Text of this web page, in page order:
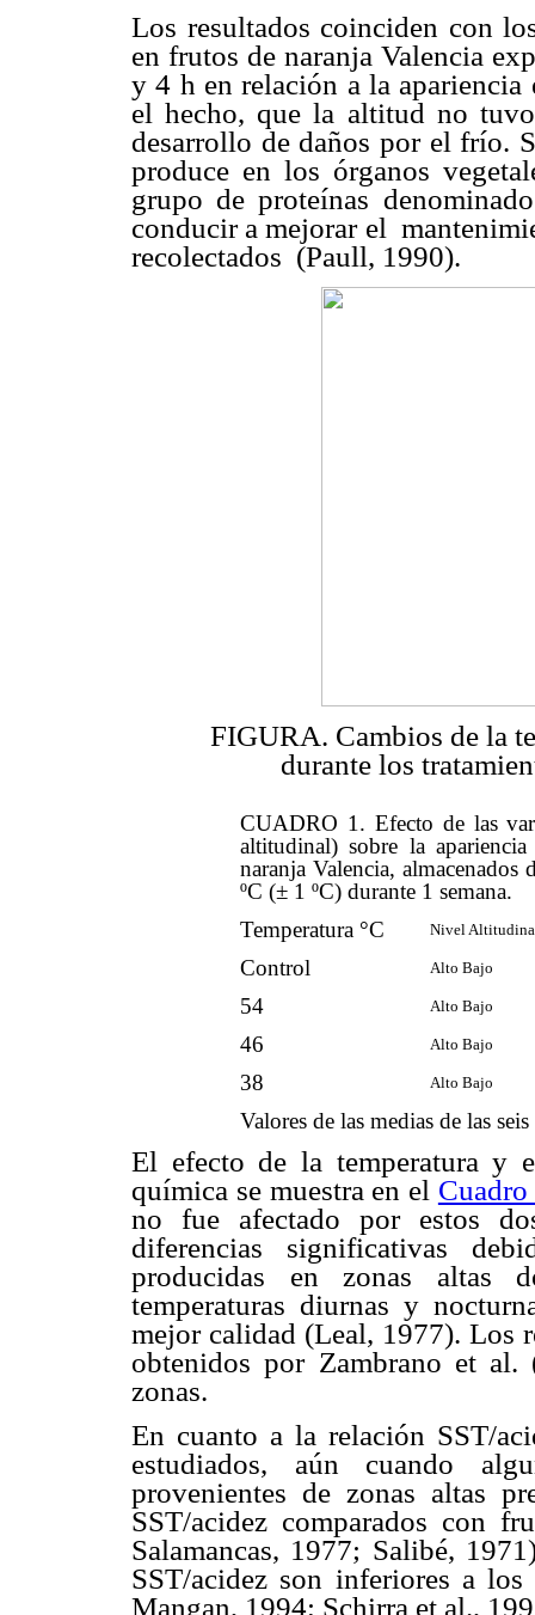
Los resultados coinciden con
en frutos de naranja Valencia
y 4 h en relación a la apariencia
el hecho, que la altitud no
desarrollo de daños por el frío.
produce en los órganos
grupo de proteínas
conducir a mejorar el
recolectados (Paull, 1990).
FIGURA. Cambios de la
durante los
CUADRO 1. Efecto de las
altitudinal) sobre la
naranja Valencia, almacenados
ºC (± 1 ºC) durante 1 semana.
Temperatura °C
Nivel
Control Alto Bajo
54 Alto Bajo
46 Alto Bajo
38 Alto Bajo
Valores de las medias de las
El efecto de la temperatura y
química se muestra en el
no fue afectado por estos
diferencias significativas
producidas en zonas altas
temperaturas diurnas y
mejor calidad (Leal, 1977). Los
obtenidos por Zambrano et
zonas.
En cuanto a la relación SST/
estudiados, aún cuando
provenientes de zonas altas
SST/acidez comparados con
Salamancas, 1977; Salibé,
SST/acidez son inferiores a
Mangan, 1994; Schirra et al.,